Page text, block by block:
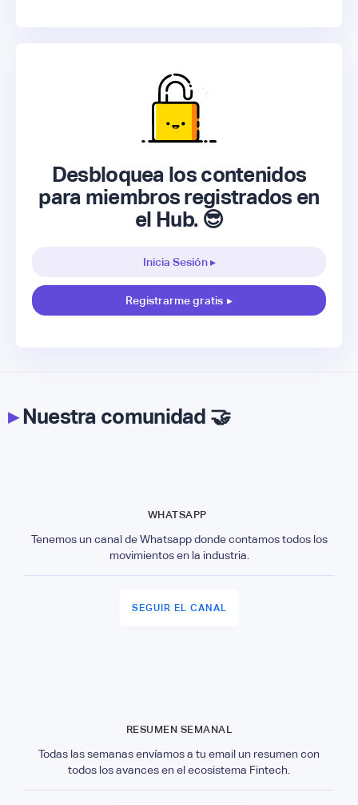
Desbloquea los contenidos
para miembros registrados en
el Hub. 😎
Inicia Sesión ▸
Registrarme gratis ▸
▸Nuestra comunidad 🤝
WHATSAPP
Tenemos un canal de Whatsapp donde contamos todos los
movimientos en la industria.
SEGUIR EL CANAL
RESUMEN SEMANAL
Todas las semanas envíamos a tu email un resumen con
todos los avances en el ecosistema Fintech.